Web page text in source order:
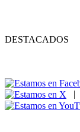
DESTACADOS
|